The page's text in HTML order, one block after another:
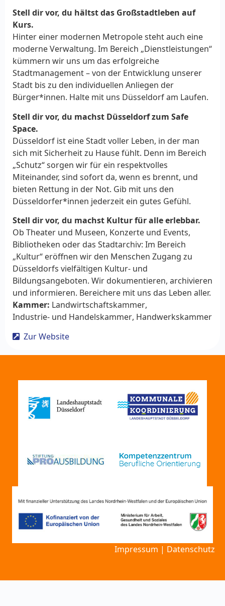
Stell dir vor, du hältst das Großstadtleben auf
Kurs.
Hinter einer modernen Metropole steht auch eine
moderne Verwaltung. Im Bereich „Dienstleistungen“
kümmern wir uns um das erfolgreiche
Stadtmanagement – von der Entwicklung unserer
Stadt bis zu den individuellen Anliegen der
Bürger*innen. Halte mit uns Düsseldorf am Laufen.
Stell dir vor, du machst Düsseldorf zum Safe
Space.
Düsseldorf ist eine Stadt voller Leben, in der man
sich mit Sicherheit zu Hause fühlt. Denn im Bereich
„Schutz“ sorgen wir für ein respektvolles
Miteinander, sind sofort da, wenn es brennt, und
bieten Rettung in der Not. Gib mit uns den
Düsseldorfer*innen jederzeit ein gutes Gefühl.
Stell dir vor, du machst Kultur für alle erlebbar.
Ob Theater und Museen, Konzerte und Events,
Bibliotheken oder das Stadtarchiv: Im Bereich
„Kultur“ eröffnen wir den Menschen Zugang zu
Düsseldorfs vielfältigen Kultur- und
Bildungsangeboten. Wir dokumentieren, archivieren
und informieren. Bereichere mit uns das Leben aller.
Kammer: Landwirtschaftskammer,
Industrie- und Handelskammer, Handwerkskammer
Zur Website
Impressum | Datenschutz